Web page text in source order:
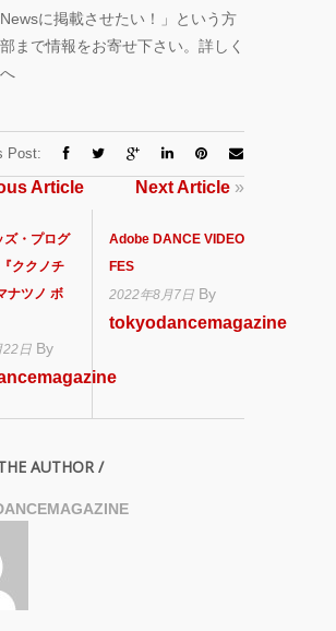
に掲載させたい！」という方
まで情報をお寄せ下さい。詳しく
へ
Post:
Article
ズ・プログ
ククノチ
ナツノ ボ
22日 By
Next Article »
Adobe DANCE VIDEO
FES
2022年8月7日 By
tokyodancemagazine
AUTHOR /